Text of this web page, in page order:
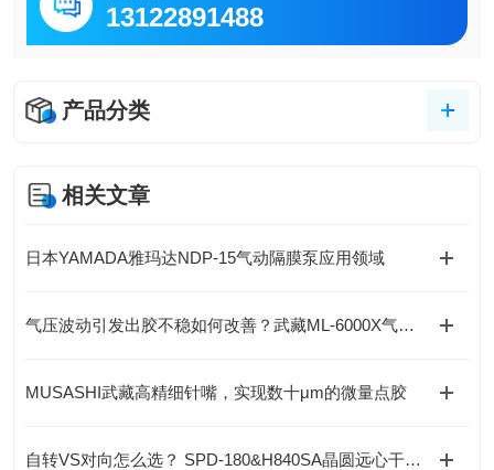
13122891488
产品分类
相关文章
日本YAMADA雅玛达NDP-15气动隔膜泵应用领域
气压波动引发出胶不稳如何改善？武藏ML-6000X气动脉冲稳定回路
MUSASHI武藏高精细针嘴，实现数十μm的微量点胶
自转VS对向怎么选？ SPD-180&H840SA晶圆远心干燥机全维度技术选型